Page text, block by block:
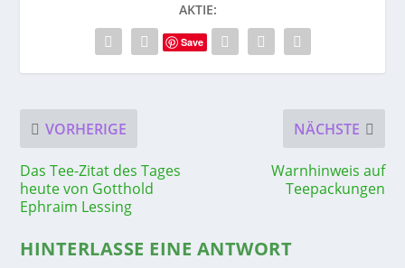
AKTIE:
Save
VORHERIGE
Das Tee-Zitat des Tages
heute von Gotthold
Ephraim Lessing
NÄCHSTE
Warnhinweis auf
Teepackungen
HINTERLASSE EINE ANTWORT